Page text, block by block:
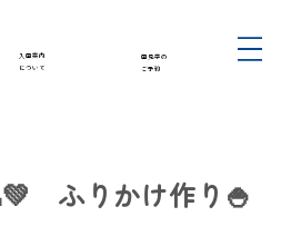
入園案内
について
園見学の
ご予約
ふりかけ作り🍚